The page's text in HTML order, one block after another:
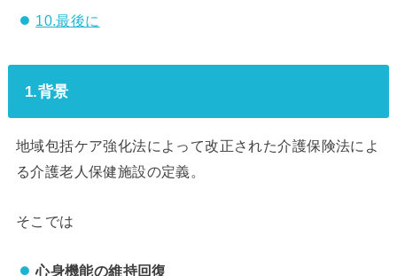
10.最後に
1.背景
地域包括ケア強化法によって改正された介護保険法によ
る介護老人保健施設の定義。
そこでは
心身機能の維持回復